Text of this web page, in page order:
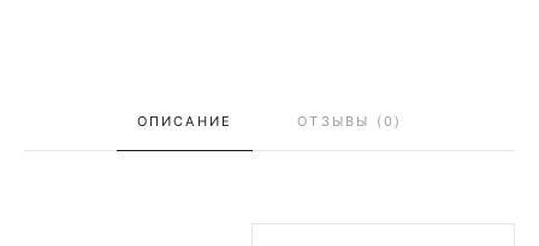
ОПИСАНИЕ ОТЗЫВЫ (0)